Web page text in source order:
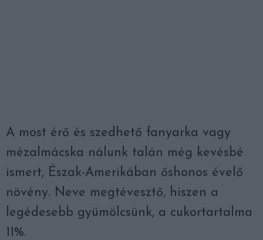
A most érő és szedhető fanyarka vagy
mézalmácska nálunk talán még kevésbé
ismert, Észak-Amerikában őshonos évelő
növény. Neve megtévesztő, hiszen a
legédesebb gyümölcsünk, a cukortartalma
11%.